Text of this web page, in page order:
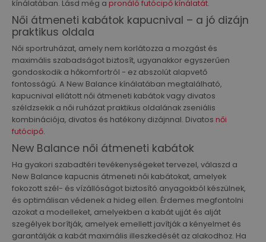
kínálatában. Lásd még a pronáló futócipő kínálatát.
Női átmeneti kabátok kapucnival – a jó dizájn
praktikus oldala
Női sportruházat, amely nem korlátozza a mozgást és
maximális szabadságot biztosít, ugyanakkor egyszerűen
gondoskodik a hőkomfortról - ez abszolút alapvető
fontosságú. A New Balance kínálatában megtalálható,
kapucnival ellátott női átmeneti kabátok vagy divatos
széldzsekik a női ruházat praktikus oldalának zseniális
kombinációja, divatos és hatékony dizájnnal. Divatos női
futócipő.
New Balance női átmeneti kabátok
Ha gyakori szabadtéri tevékenységeket tervezel, válaszd a
New Balance kapucnis átmeneti női kabátokat, amelyek
fokozott szél- és vízállóságot biztosító anyagokból készülnek,
és optimálisan védenek a hideg ellen. Érdemes megfontolni
azokat a modelleket, amelyekben a kabát ujját és alját
szegélyek borítják, amelyek emellett javítják a kényelmet és
garantálják a kabát maximális illeszkedését az alakodhoz. Ha